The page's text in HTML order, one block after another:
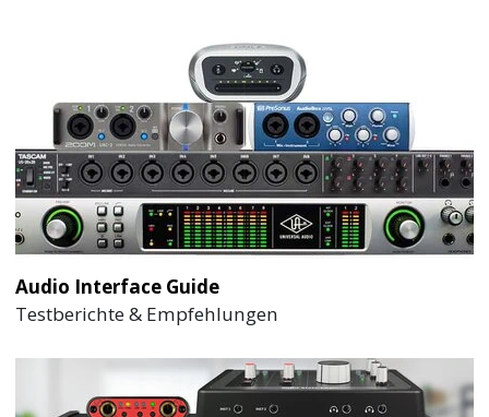
Audio Interface Guide
Testberichte & Empfehlungen